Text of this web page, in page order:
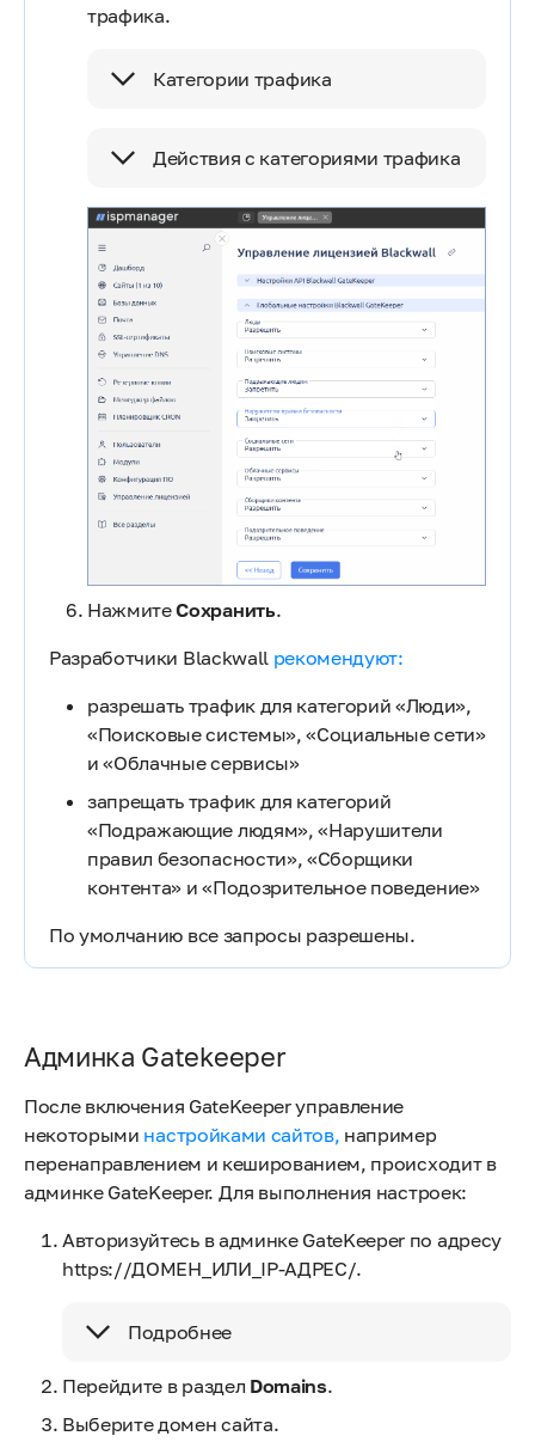
трафика.
Категории трафика
Действия с категориями трафика
НажмитеСохранить.
Разработчики Blackwall рекомендуют:
разрешать трафик для категорий «Люди»,
«Поисковые системы», «Социальные сети»
и «Облачные сервисы»
запрещать трафик для категорий
«Подражающие людям», «Нарушители
правил безопасности», «Сборщики
контента» и «Подозрительное поведение»
По умолчанию все запросы разрешены.
Админка Gatekeeper
После включения GateKeeper управление
некоторыми настройками сайтов, например
перенаправлением и кешированием, происходит в
админке GateKeeper. Для выполнения настроек:
Авторизуйтесь в админке GateKeeper по адресу
https://ДОМЕН_ИЛИ_IP-АДРЕС/.
Подробнее
Перейдите в раздел Domains.
Выберите домен сайта.